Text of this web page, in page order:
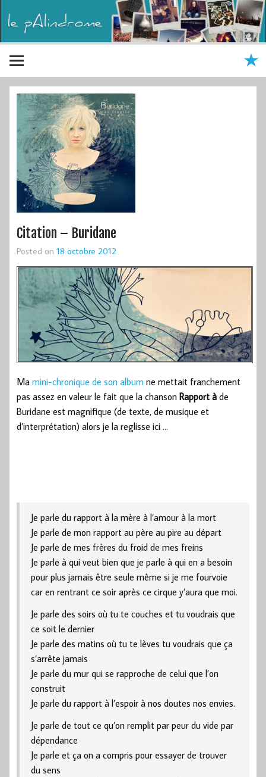
Citation – Buridane
Posted on 18 octobre 2012
Ma mini-chronique de son album ne mettait franchement
pas assez en valeur le fait que la chanson Rapport à de
Buridane est magnifique (de texte, de musique et
d’interprétation) alors je la reglisse ici …
Je parle du rapport à la mère à l’amour à la mort
Je parle de mon rapport au père au pire au départ
Je parle de mes frères du froid de mes freins
Je parle à qui veut bien que je parle à qui en a besoin
pour plus jamais être seule même si je me fourvoie
car en rentrant ce soir après ce cirque y’aura que moi.
Je parle des soirs où tu te couches et tu voudrais que
ce soit le dernier
Je parle des matins où tu te lèves tu voudrais que ça
s’arrête jamais
Je parle du mur qui se rapproche de celui que l’on
construit
Je parle du rapport à l’espoir à nos doutes nos envies.
Je parle de tout ce qu’on remplit par peur du vide par
dépendance
Je parle et ça on a compris pour essayer de trouver
du sens